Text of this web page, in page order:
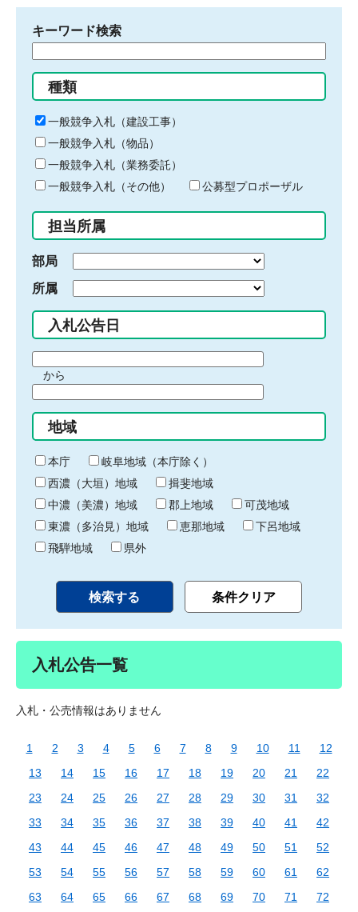
キーワード検索
る
キ
ー
ワ
ー
ド
入
力
種類
一般競争入札（建設工事）
一般競争入札（物品）
一般競争入札（業務委託）
一般競争入札（その他）
公募型プロポーザル
担当所属
部局
所属
入札公告日
間
始
り
から
間
終
わ
り
地域
本庁
岐阜地域（本庁除く）
西濃（大垣）地域
揖斐地域
中濃（美濃）地域
郡上地域
可茂地域
東濃（多治見）地域
恵那地域
下呂地域
飛騨地域
県外
入札公告一覧
入札・公売情報はありません
1 2 3 4 5 6 7 8 9 10 11
12
13
14 15 16 17 18 19 20 21
22
23
24 25 26 27 28 29 30 31
32
33
34 35 36 37 38 39 40 41
42
43
44 45 46 47 48 49 50 51
52
53
54 55 56 57 58 59 60 61
62
63
64 65 66 67 68 69 70 71
72